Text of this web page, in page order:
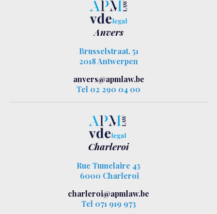
Anvers
Brusselstraat, 51
2018 Antwerpen
anvers@apmlaw.be
Tel 02 290 04 00
Charleroi
Rue Tumelaire 43
6000 Charleroi
charleroi@apmlaw.be
Tel 071 919 973